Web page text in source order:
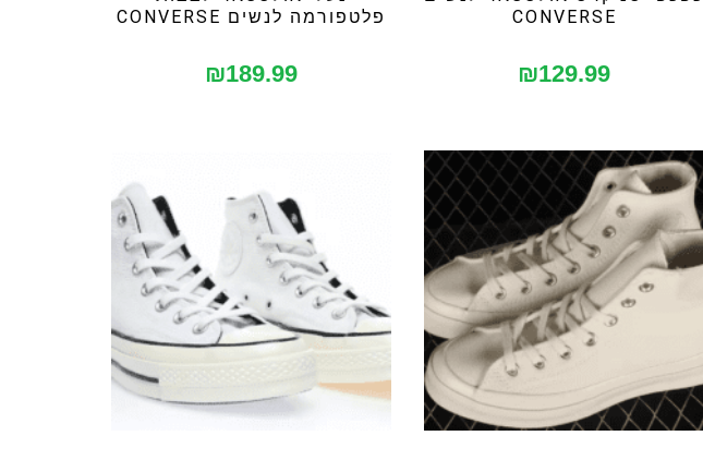
CONVERSE
₪129.99
פלטפורמה לנשים CONVERSE
₪189.99